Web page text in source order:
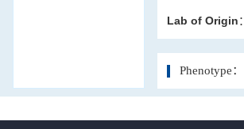
Lab of Origin：
Phenotype：